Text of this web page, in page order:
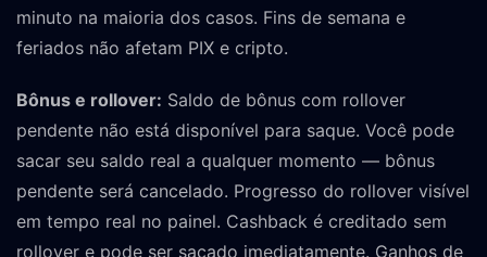
minuto na maioria dos casos. Fins de semana e
feriados não afetam PIX e cripto.
Bônus e rollover: Saldo de bônus com rollover
pendente não está disponível para saque. Você pode
sacar seu saldo real a qualquer momento — bônus
pendente será cancelado. Progresso do rollover visível
em tempo real no painel. Cashback é creditado sem
rollover e pode ser sacado imediatamente. Ganhos de